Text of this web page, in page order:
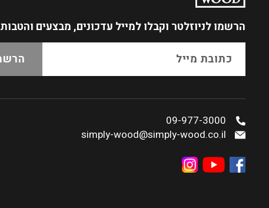
הרשמו לניוזלטר וקבלו למייל עדכונים, מבצעים והטבות
09-977-3000
simply-wood@simply-wood.co.il